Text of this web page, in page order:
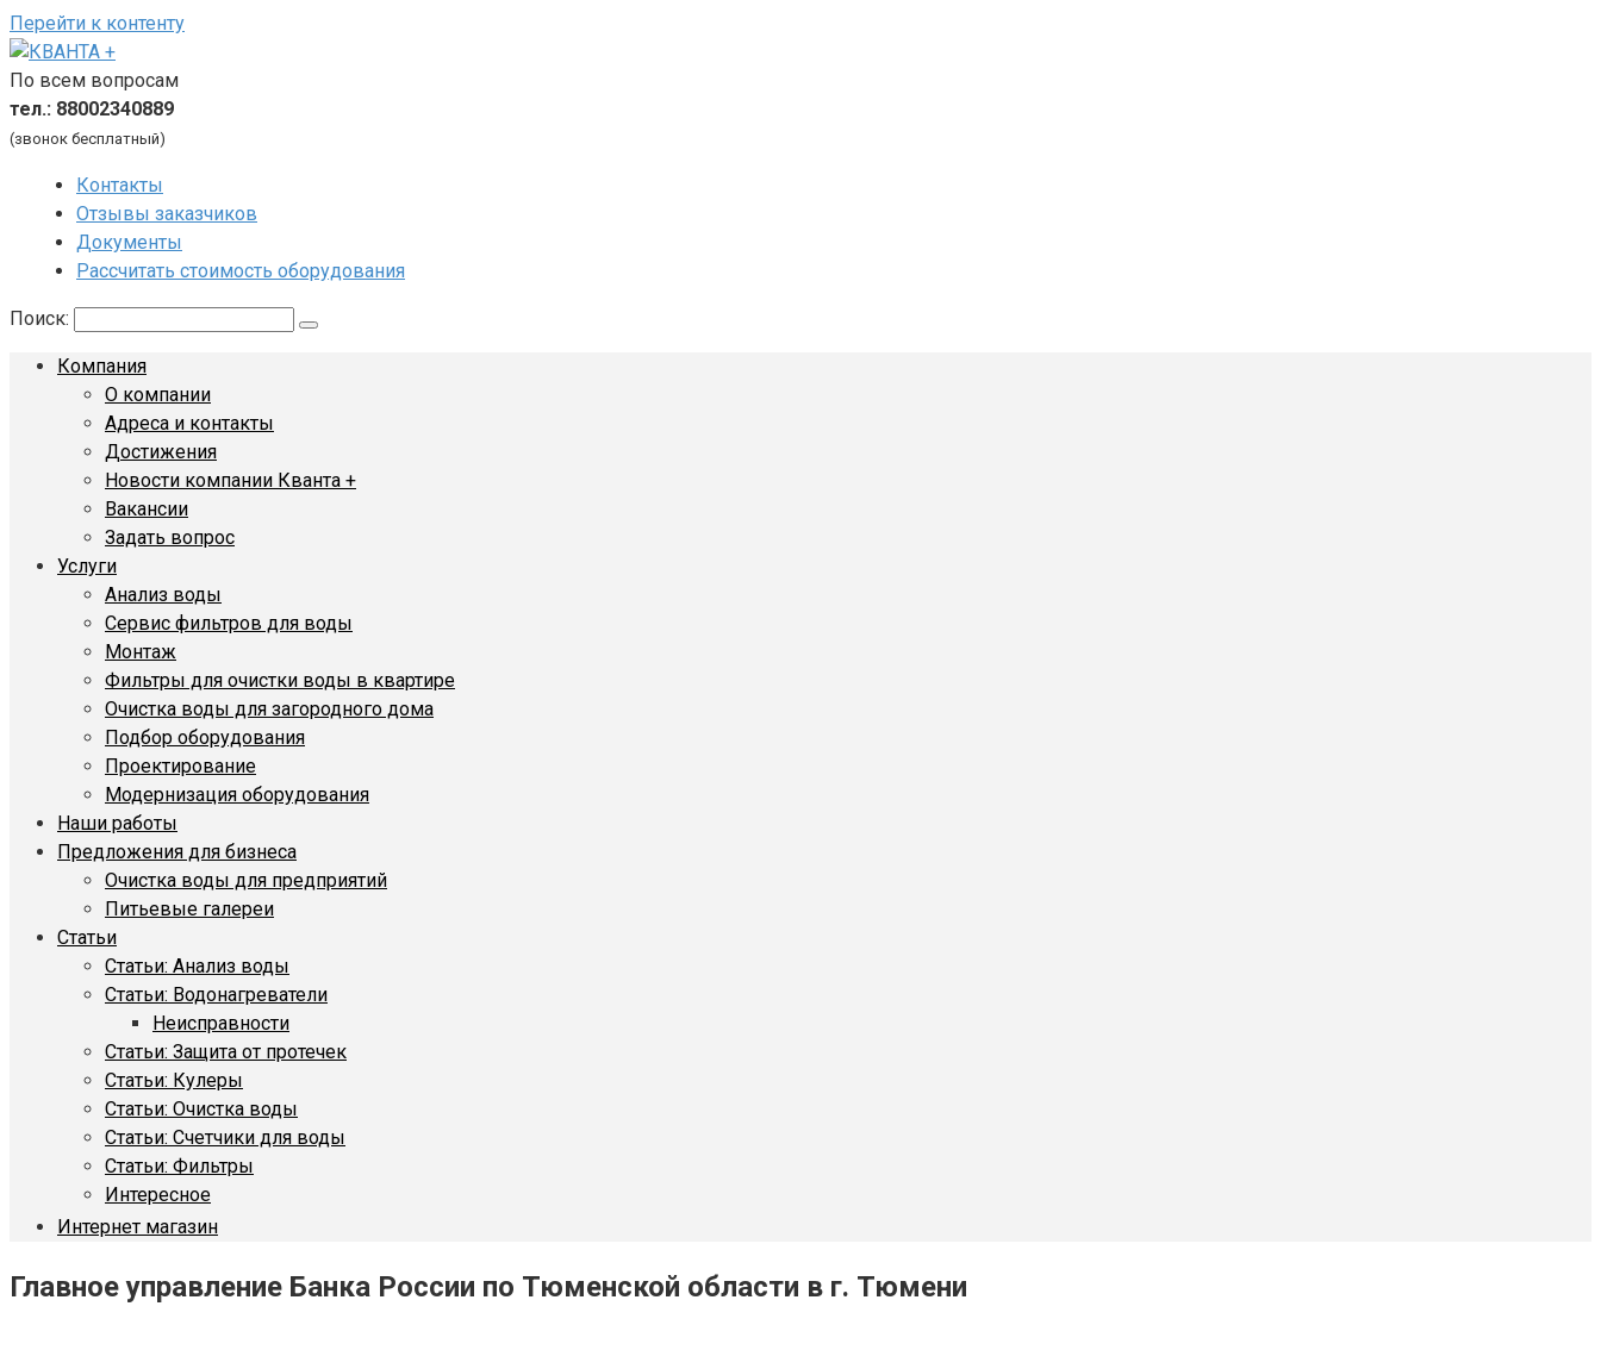
Перейти к контенту
По всем вопросам
тел.: 88002340889
(звонок бесплатный)
Контакты
Отзывы заказчиков
Документы
Рассчитать стоимость оборудования
Поиск:
Компания
О компании
Адреса и контакты
Достижения
Новости компании Кванта +
Вакансии
Задать вопрос
Услуги
Анализ воды
Сервис фильтров для воды
Монтаж
Фильтры для очистки воды в квартире
Очистка воды для загородного дома
Подбор оборудования
Проектирование
Модернизация оборудования
Наши работы
Предложения для бизнеса
Очистка воды для предприятий
Питьевые галереи
Статьи
Статьи: Анализ воды
Статьи: Водонагреватели
Неисправности
Статьи: Защита от протечек
Статьи: Кулеры
Статьи: Очистка воды
Статьи: Счетчики для воды
Статьи: Фильтры
Интересное
Интернет магазин
Главное управление Банка России по Тюменской области в г. Тюмени